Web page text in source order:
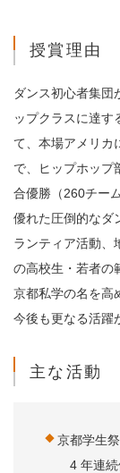
授賞理由
ダンス初心者集団
ップクラスに達す
て、本場アメリカ
で、ヒップホップ
合優勝（260チー
優れた圧倒的なダ
ランティア活動、
の高校生・若者の
京都私学の名を高
今後も更なる活躍
主な活動
京都学生
4 年連続